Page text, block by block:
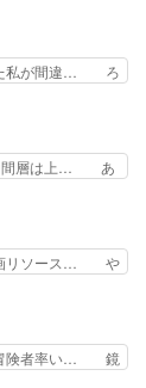
いぶシーン
かし、ビオラ
いざこ… 着眼点
芸能… 鬼夜叉は
条… 観世座を離
… 「お前(鬼夜
人物の我が強
話を
た私が間違… ろ
今… 幼女に拾
猫… 役にて出演
… トイ・ストー
猫相手になんで
あかやし1体
ど霊が性行為
中間層は上… あ
が好き… 初コミ
。俺… 藤森さん
⋯… 〜漫画に
あ… 何回この作
ミティア参加
さん、娘にあ
画リソース… や
という… こっち
w色… 頼重が完
が… 弧次郎「欲
… 変化球な演出
冒険者率い… 鏡